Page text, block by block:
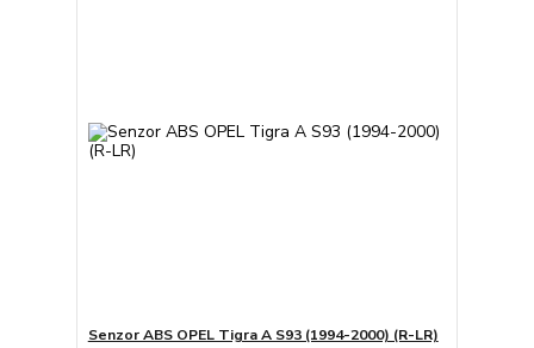
Senzor ABS OPEL Tigra A S93 (1994-2000) (R-LR)